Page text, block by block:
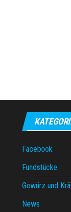
Facebook
Fundstücke
Gewürz und
News